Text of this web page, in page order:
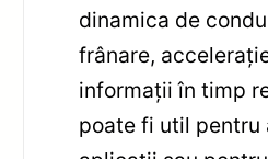
dinamica de
frânare,
informații în timp
poate fi util pentru